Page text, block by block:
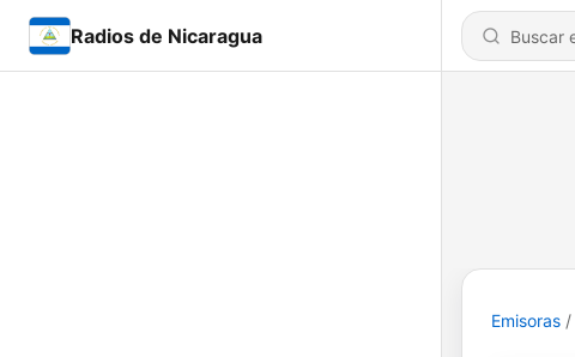
Radios de Nicaragua
Emisoras